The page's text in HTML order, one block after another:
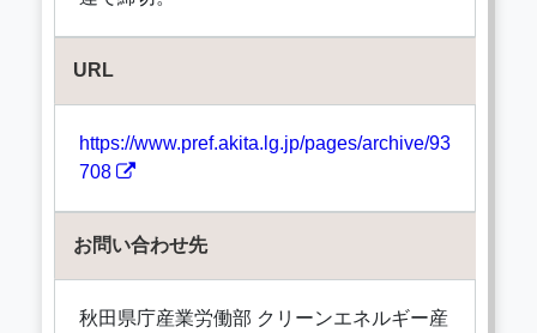
URL
https://www.pref.akita.lg.jp/pages/archive/93
708
お問い合わせ先
秋田県庁産業労働部 クリーンエネルギー産